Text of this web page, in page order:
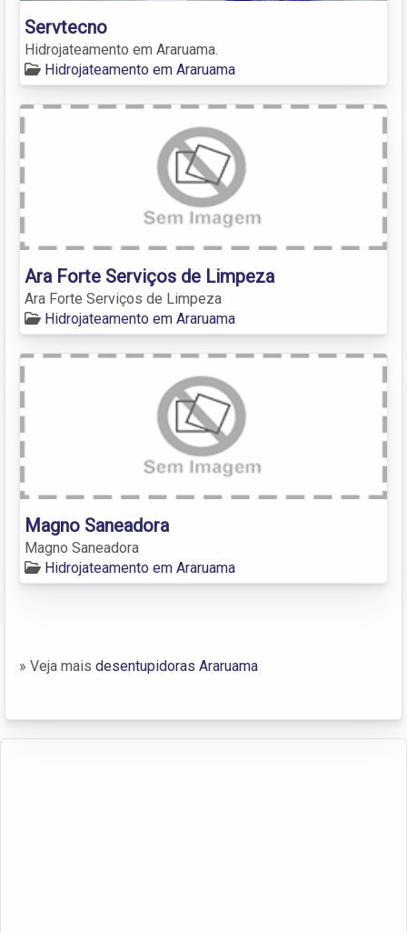
Servtecno
Hidrojateamento em Araruama.
Hidrojateamento em Araruama
Ara Forte Serviços de Limpeza
Ara Forte Serviços de Limpeza
Hidrojateamento em Araruama
Magno Saneadora
Magno Saneadora
Hidrojateamento em Araruama
» Veja mais desentupidoras Araruama